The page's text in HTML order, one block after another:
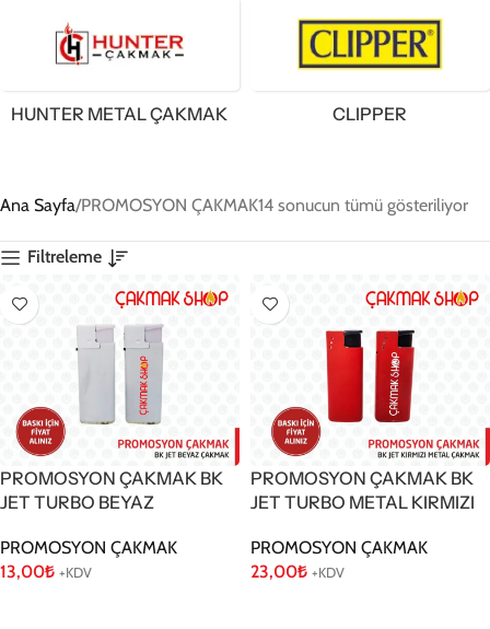
HUNTER METAL ÇAKMAK CLIPPER
Ana Sayfa PROMOSYON ÇAKMAK14 sonucun tümü gösteriliyor
Filtreleme
PROMOSYON ÇAKMAK BK
JET TURBO BEYAZ
PROMOSYON ÇAKMAK
13,00₺ +KDV
PROMOSYON ÇAKMAK BK
JET TURBO METAL KIRMIZI
PROMOSYON ÇAKMAK
23,00₺ +KDV